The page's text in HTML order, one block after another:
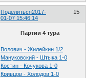
Поделиться 15
2017-
01-07 15:46:14
Партии 4 тура
Волович - Жилейкин 1/2
Мануковский - Штыка 1-0
Костин - Кочукова 1-0
Кривцов - Холодов 1-0